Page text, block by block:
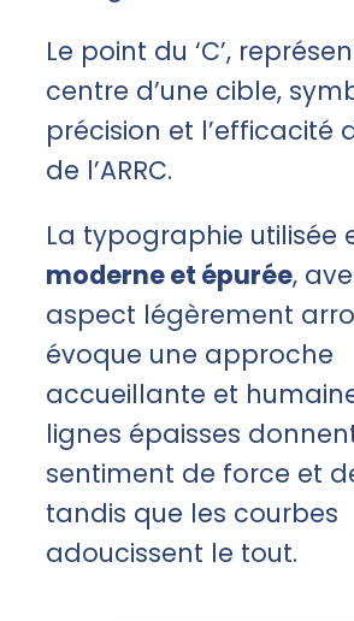
Le point du ‘C’,
centre d’une cible,
précision et l’efficacité
de l’ARRC.
La typographie utilisée
moderne et épurée,
aspect légèrement
évoque une approche
accueillante et
lignes épaisses
sentiment de force et
tandis que les courbes
adoucissent le tout.